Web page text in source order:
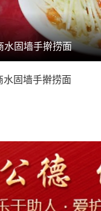
水固墙手擀捞面
水固墙手擀捞面